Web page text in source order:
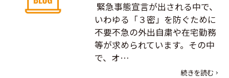
緊急事態宣言が出される中で、
いわゆる「３密」を防ぐために
不要不急の外出自粛や在宅勤務
等が求められています。その中
で、オ…
続きを読む